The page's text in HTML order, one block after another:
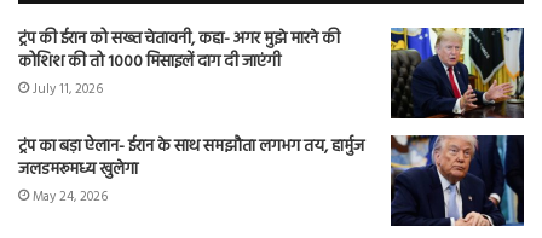
ट्रंप की ईरान को सख्त चेतावनी, कहा- अगर मुझे मारने की
कोशिश की तो 1000 मिसाइलें दाग दी जाएंगी
July 11, 2026
ट्रंप का बड़ा ऐलान- ईरान के साथ समझौता लगभग तय, हार्मुज
जलडमरूमध्य खुलेगा
May 24, 2026